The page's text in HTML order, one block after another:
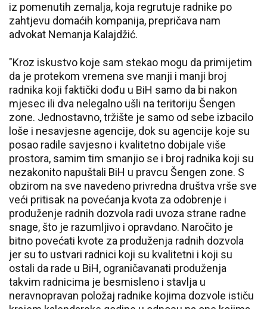
iz pomenutih zemalja, koja regrutuje radnike po
zahtjevu domaćih kompanija, prepričava nam
advokat Nemanja Kalajdžić.
"Kroz iskustvo koje sam stekao mogu da primijetim
da je protekom vremena sve manji i manji broj
radnika koji faktički dođu u BiH samo da bi nakon
mjesec ili dva nelegalno ušli na teritoriju Šengen
zone. Jednostavno, tržište je samo od sebe izbacilo
loše i nesavjesne agencije, dok su agencije koje su
posao radile savjesno i kvalitetno dobijale više
prostora, samim tim smanjio se i broj radnika koji su
nezakonito napuštali BiH u pravcu Šengen zone. S
obzirom na sve navedeno privredna društva vrše sve
veći pritisak na povećanja kvota za odobrenje i
produženje radnih dozvola radi uvoza strane radne
snage, što je razumljivo i opravdano. Naročito je
bitno povećati kvote za produženja radnih dozvola
jer su to ustvari radnici koji su kvalitetni i koji su
ostali da rade u BiH, ograničavanati produženja
takvim radnicima je besmisleno i stavlja u
neravnopravan položaj radnike kojima dozvole ističu